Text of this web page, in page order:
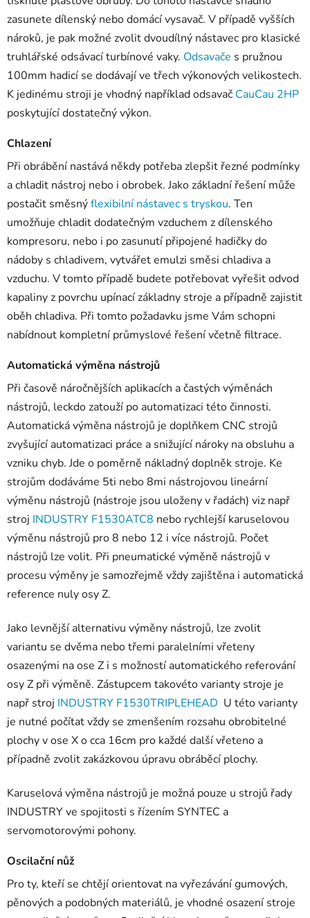
zasunete dílenský nebo domácí vysavač. V případě vyšších
nároků, je pak možné zvolit dvoudílný nástavec pro klasické
truhlářské odsávací turbínové vaky. Odsavače s pružnou
100mm hadicí se dodávají ve třech výkonových velikostech.
K jedinému stroji je vhodný například odsavač CauCau 2HP
poskytující dostatečný výkon.
Chlazení
Při obrábění nastává někdy potřeba zlepšit řezné podmínky
a chladit nástroj nebo i obrobek. Jako základní řešení může
postačit směsnýflexibilní nástavec s tryskou. Ten
umožňuje chladit dodatečným vzduchem z dílenského
kompresoru, nebo i po zasunutí připojené hadičky do
nádoby s chladivem, vytvářet emulzi směsi chladiva a
vzduchu. V tomto případě budete potřebovat vyřešit odvod
kapaliny z povrchu upínací základny stroje a případně zajistit
oběh chladiva. Při tomto požadavku jsme Vám schopni
nabídnout kompletní průmyslové řešení včetně filtrace.
Automatická výměna nástrojů
Při časově náročnějších aplikacích a častých výměnách
nástrojů, leckdo zatouží po automatizaci této činnosti.
Automatická výměna nástrojů je doplňkem CNC strojů
zvyšující automatizaci práce a snižující nároky na obsluhu a
vzniku chyb. Jde o poměrně nákladný doplněk stroje. Ke
strojům dodáváme 5ti nebo 8mi nástrojovou lineární
výměnu nástrojů (nástroje jsou uloženy v řadách) viz např
stroj INDUSTRY F1530ATC8 nebo rychlejší karuselovou
výměnu nástrojů pro 8 nebo 12 i více nástrojů. Počet
nástrojů lze volit. Při pneumatické výměně nástrojů v
procesu výměny je samozřejmě vždy zajištěna i automatická
reference nuly osy Z.
Jako levnější alternativu výměny nástrojů, lze zvolit
variantu se dvěma nebo třemi paralelními vřeteny
osazenými na ose Z i s možností automatického referování
osy Z při výměně. Zástupcem takovéto varianty stroje je
např stroj INDUSTRY F1530TRIPLEHEAD U této varianty
je nutné počítat vždy se zmenšením rozsahu obrobitelné
plochy v ose X o cca 16cm pro každé další vřeteno a
případně zvolit zakázkovou úpravu obráběcí plochy.
Karuselová výměna nástrojů je možná pouze u strojů řady
INDUSTRY ve spojitosti s řízením SYNTEC a
servomotorovými pohony.
Oscilační nůž
Pro ty, kteří se chtějí orientovat na vyřezávání gumových,
pěnových a podobných materiálů, je vhodné osazení stroje